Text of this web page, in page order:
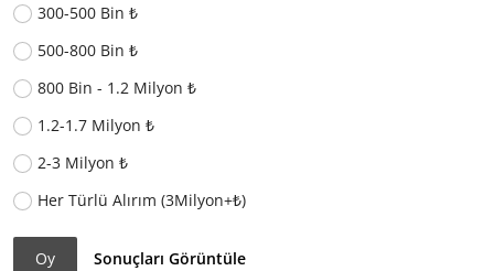
300-500 Bin ₺
500-800 Bin ₺
800 Bin - 1.2 Milyon ₺
1.2-1.7 Milyon ₺
2-3 Milyon ₺
Her Türlü Alırım (3Milyon+₺)
Oy Sonuçları Görüntüle